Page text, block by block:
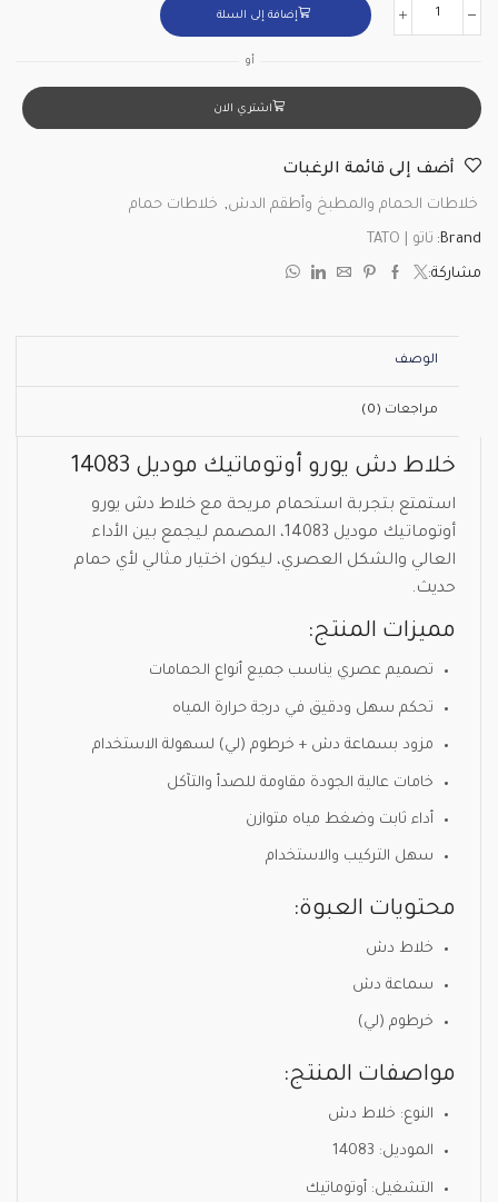
إضافة إلى السلة
أو
اشتري الان
أضف إلى قائمة الرغبات
خلاطات الحمام والمطبخ وأطقم الدش, خلاطات حمام
Brand: تاتو | TATO
مشاركة:
الوصف
مراجعات (0)
خلاط دش يورو أوتوماتيك موديل 14083
استمتع بتجربة استحمام مريحة مع خلاط دش يورو
أوتوماتيك موديل 14083، المصمم ليجمع بين الأداء
العالي والشكل العصري، ليكون اختيار مثالي لأي حمام
حديث.
مميزات المنتج:
تصميم عصري يناسب جميع أنواع الحمامات
تحكم سهل ودقيق في درجة حرارة المياه
مزود بسماعة دش + خرطوم (لي) لسهولة الاستخدام
خامات عالية الجودة مقاومة للصدأ والتآكل
أداء ثابت وضغط مياه متوازن
سهل التركيب والاستخدام
محتويات العبوة:
خلاط دش
سماعة دش
خرطوم (لي)
مواصفات المنتج:
النوع: خلاط دش
الموديل: 14083
التشغيل: أوتوماتيك